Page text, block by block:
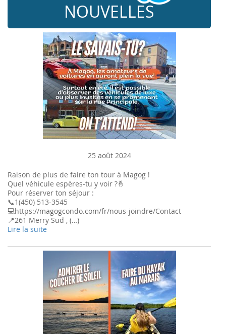
NOUVELLES
25 août 2024
Raison de plus de faire ton tour à Magog !
Quel véhicule espères-tu y voir ?🤞
Pour réserver ton séjour :
📞1(450) 513-3545
💻https://magogcondo.com/fr/nous-joindre/Contact
📍261 Merry Sud , (…)
Lire la suite